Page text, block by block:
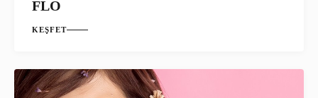
FLO
KEŞFET